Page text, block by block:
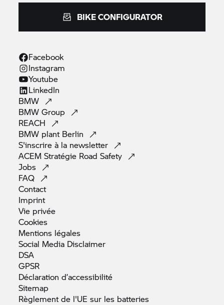
BIKE CONFIGURATOR
Facebook
Instagram
Youtube
LinkedIn
BMW
BMWGroup
REACH
BMW plant Berlin
S'inscrire à la newsletter
ACEM Stratégie RoadSafety
Jobs
FAQ
Contact
Imprint
Vie privée
Cookies
Mentions légales
Social Media Disclaimer
DSA
GPSR
Déclarationd’accessibilité
Sitemap
Règlement de l'UE sur les batteries